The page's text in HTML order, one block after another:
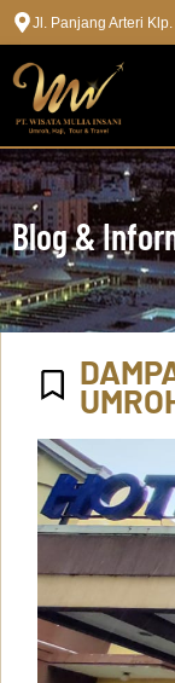
Jl. Panjang Arteri
Blog &